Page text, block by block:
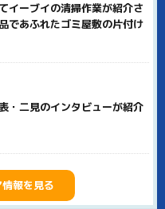
資格を持つ、スペシャリ
理士、整理収納士など、
け、遺品整理などはぜひ
イーブイの清掃作業が紹介さ
であふれたゴミ屋敷の片付け
・二見のインタビューが紹介
報を見る